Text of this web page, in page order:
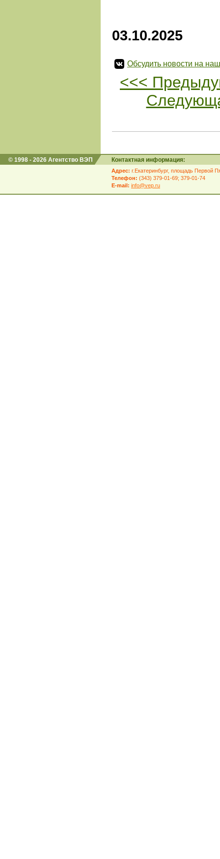
03.10.2025
Обсудить новости на
<<<
© 1998 - 2026 Агентство ВЭП Контактная информация:
Адрес: г.Екатеринбург, площадь Первой
Телефон: (343) 379-01-69; 379-01-74
E-mail: info@vep.ru